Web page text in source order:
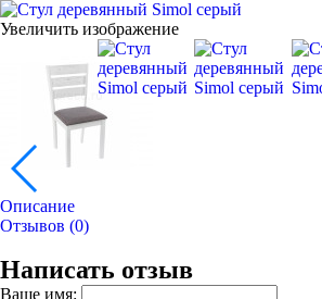
Увеличить изображение
Описание
Отзывов (0)
Написать отзыв
Ваше имя: